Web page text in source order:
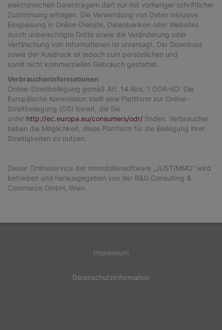
elektronischen Datenträgern darf nur mit vorheriger schriftlicher
Zustimmung erfolgen. Die Verwendung von Daten inklusive
Einspeisung in Online-Dienste, Datenbanken oder Websites
durch unberechtigte Dritte sowie die Veränderung oder
Verfälschung von Informationen ist untersagt. Der Download
sowie der Ausdruck ist jedoch zum persönlichen und
somit nicht kommerziellen Gebrauch gestattet.
Verbraucherinformationen
Online-Streitbeilegung gemäß Art. 14 Abs. 1 ODR-VO: Die
Europäische Kommission stellt eine Plattform zur Online-
Streitbeilegung (OS) bereit, die Sie
unter http://ec.europa.eu/consumers/odr/ finden. Verbraucher
haben die Möglichkeit, diese Plattform für die Beilegung ihrer
Streitigkeiten zu nutzen.
Dieser Onlineservice der Immobiliensoftware „JUSTIMMO“ wird
betrieben und herausgegeben von der B&G Consulting &
Commerce GmbH, Wien.
Impressum
Datenschutzinformation